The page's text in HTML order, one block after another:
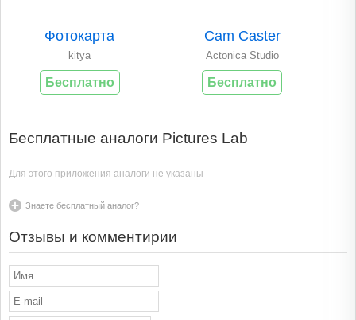
Фотокарта
kitya
Бесплатно
Cam Caster
Actonica Studio
Бесплатно
Бесплатные аналоги Pictures Lab
Для этого приложения аналоги не указаны
Знаете бесплатный аналог?
Отзывы и комментирии